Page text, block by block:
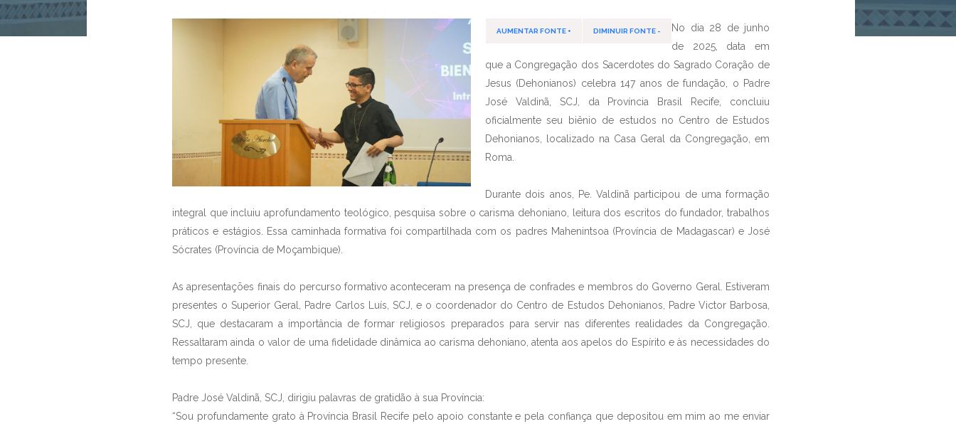
AUMENTAR FONTE + DIMINUIR FONTE -
No dia 28 de junho
de 2025, data em
que a Congregação dos Sacerdotes do Sagrado Coração de
Jesus (Dehonianos) celebra 147 anos de fundação, o Padre
José Valdinã, SCJ, da Província Brasil Recife, concluiu
oficialmente seu biênio de estudos no Centro de Estudos
Dehonianos, localizado na Casa Geral da Congregação, em
Roma.
Durante dois anos, Pe. Valdinã participou de uma formação
integral que incluiu aprofundamento teológico, pesquisa sobre o carisma dehoniano, leitura dos escritos do fundador, trabalhos
práticos e estágios. Essa caminhada formativa foi compartilhada com os padres Mahenintsoa (Província de Madagascar) e José
Sócrates (Província de Moçambique).
As apresentações finais do percurso formativo aconteceram na presença de confrades e membros do Governo Geral. Estiveram
presentes o Superior Geral, Padre Carlos Luís, SCJ, e o coordenador do Centro de Estudos Dehonianos, Padre Victor Barbosa,
SCJ, que destacaram a importância de formar religiosos preparados para servir nas diferentes realidades da Congregação.
Ressaltaram ainda o valor de uma fidelidade dinâmica ao carisma dehoniano, atenta aos apelos do Espírito e às necessidades do
tempo presente.
Padre José Valdinã, SCJ, dirigiu palavras de gratidão à sua Província:
“Sou profundamente grato à Província Brasil Recife pelo apoio constante e pela confiança que depositou em mim ao me enviar